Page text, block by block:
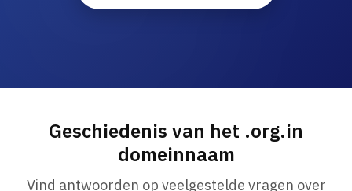
Geschiedenis van het .org.in
domeinnaam
Vind antwoorden op veelgestelde vragen over